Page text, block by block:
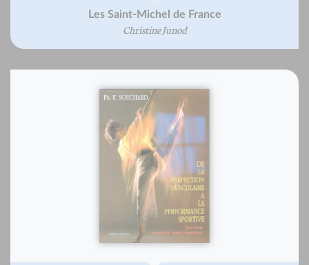
Les Saint-Michel de France
Christine Junod